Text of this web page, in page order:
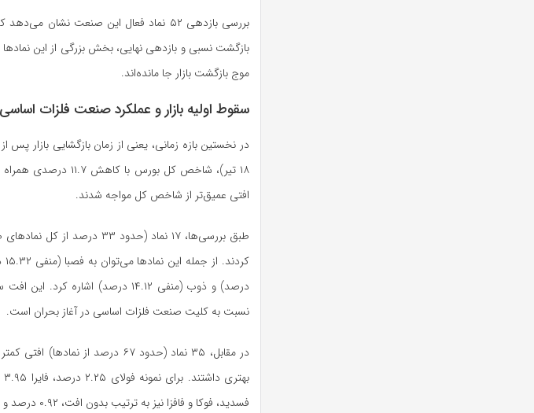
بررسی بازدهی ۵۲ نماد فعال این صنعت
بازگشت نسبی و بازدهی نهایی، بخش بزرگی از این
موج بازگشت بازار جا مانده‌اند.
سقوط اولیه بازار و عملکرد صنعت فلزات اساسی
۱۸ تیر)، شاخص کل
افتی عمیق‌تر از شاخص کل مواجه شدند.
درصد) و ذوب (منفی ۱۴.۱۲ درصد)
نسبت به کلیت صنعت فلزات اساسی در آغاز بحران است.
در مقابل، ۳۵ نماد (حدود ۶۷ درصد